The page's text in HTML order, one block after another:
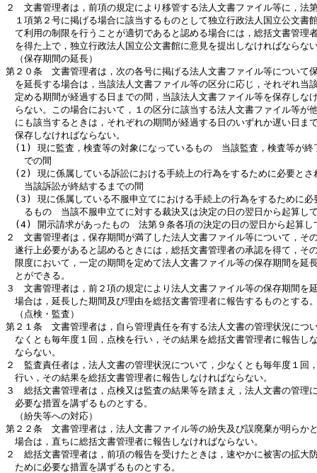
２　文書管理者は，前項の規定により移管する法人文書ファイル等に，法
１項第２号に掲げる場合に該当するものとして独立行政法人国立公文書
て利用の制限を行うことが適切であると認める場合には，総括文書管理
を得た上で，独立行政法人国立公文書館に意見を提出しなければならな
（保存期間の延長）
第２０条　文書管理者は，次の各号に掲げる法人文書ファイル等について
を延長する場合は，当該法人文書ファイル等の区分に応じ，それぞれ当
定める期間が経過する日までの間，当該法人文書ファイル等を保存しな
らない。この場合において，１の区分に該当する法人文書ファイル等が
にも該当するときは，それぞれの期間が経過する日のいずれか遅い日ま
保存しなければならない。
(1) 現に監査，検査等の対象になっているもの　当該監査，検査等が終
での間
(2) 現に係属している訴訟における手続上の行為をするために必要とさ
当該訴訟が終結するまでの間
(3) 現に係属している不服申立てにおける手続上の行為をするために必
るもの　当該不服申立てに対する裁決又は決定の日の翌日から起算し
(4) 開示請求があったもの　法第９条各項の決定の日の翌日から起算し
２　文書管理者は，保存期間が満了した法人文書ファイル等について，そ
遂行上必要があると認めるときには，総括文書管理者の承認を得て，そ
限度において，一定の期間を定めて法人文書ファイル等の保存期間を延
とができる。
３　文書管理者は，前２項の規定により法人文書ファイル等の保存期間を
場合は，延長した期間及び理由を総括文書管理者に報告するものとする
（点検・監査）
第２１条　文書管理者は，自ら管理責任を有する法人文書の管理状況につ
なくとも毎年度１回，点検を行い，その結果を総括文書管理者に報告し
ならない。
２　監査責任者は，法人文書の管理状況について，少なくとも毎年度１回
行い，その結果を総括文書管理者に報告しなければならない。
３　総括文書管理者は，点検又は監査の結果等を踏まえ，法人文書の管理
必要な措置を講ずるものとする。
（紛失等への対応）
第２２条　文書管理者は，法人文書ファイル等の紛失及び誤廃棄が明らか
場合は，直ちに総括文書管理者に報告しなければならない。
２　総括文書管理者は，前項の報告を受けたときは，速やかに被害の拡大
ために必要な措置を講ずるものとする。